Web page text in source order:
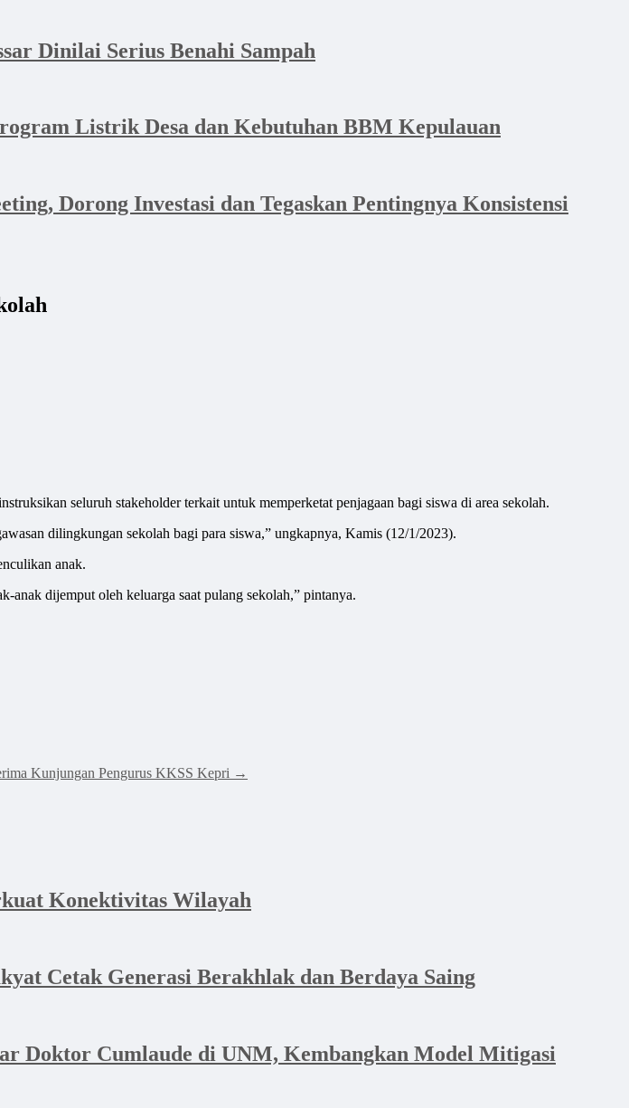
Dinilai Serius Benahi Sampah
Listrik Desa dan Kebutuhan BBM Kepulauan
Dorong Investasi dan Tegaskan Pentingnya Konsistensi
seluruh stakeholder terkait untuk memperketat penjagaan bagi siswa di area sekolah.
dilingkungan sekolah bagi para siswa,” ungkapnya, Kamis (12/1/2023).
anak.
anak dijemput oleh keluarga saat pulang sekolah,” pintanya.
Kunjungan Pengurus KKSS Kepri →
Konektivitas Wilayah
Cetak Generasi Berakhlak dan Berdaya Saing
Doktor Cumlaude di UNM, Kembangkan Model Mitigasi